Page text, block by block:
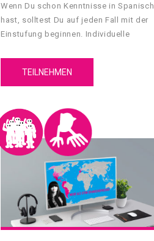
Wenn Du schon Kenntnisse in Spanisch
hast, solltest Du auf jeden Fall mit der
Einstufung beginnen. Individuelle
TEILNEHMEN